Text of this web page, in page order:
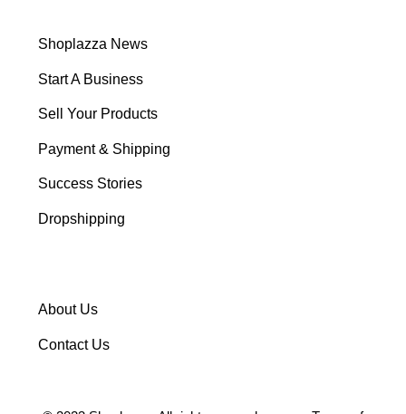
Shoplazza News
Start A Business
Sell Your Products
Payment & Shipping
Success Stories
Dropshipping
About Us
Contact Us